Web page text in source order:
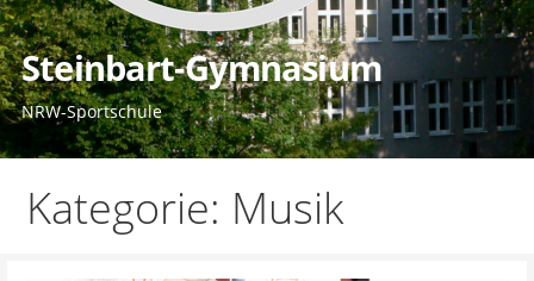
Steinbart-Gymnasium
NRW-Sportschule
Kategorie: Musik